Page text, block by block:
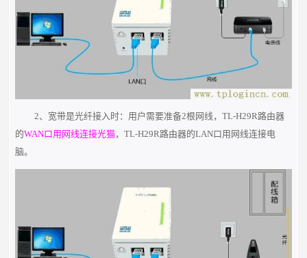
2、宽带是光纤接入时：用户需要准备2根网线，TL-H29R路由器
的WAN口用网线连接光猫，TL-H29R路由器的LAN口用网线连接电
脑。